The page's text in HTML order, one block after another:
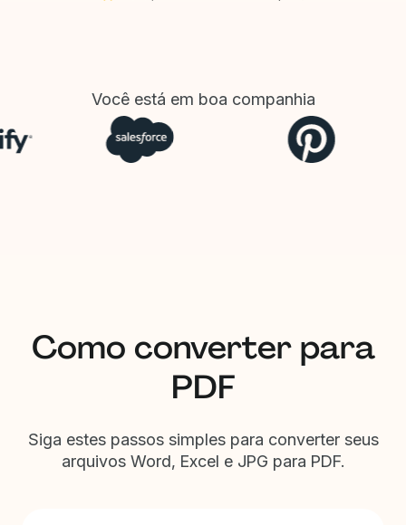
Você está em boa companhia
Como converter para
PDF
Siga estes passos simples para converter seus
arquivos Word, Excel e JPG para PDF.